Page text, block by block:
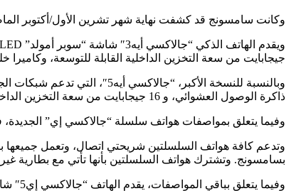
وكانت سامسونج قد كشفت نهاية شهر تشرين الأول/أكتوبر الماضي عن الهاتفين الذكيين، “جالاكسي أيه3″، و
جيجابايت من سعة التخزين الداخلية القابلة للتوسعة، وكاميرا خلفية بدقة 8 ميجابكسل، وأخرى أمامية بدقة 5 ميجابكسل، بالإضافة إلى بطارية بسعة
ذاكرة الوصول العشوائي، و 16 جيجابايت من سعة التخزين الداخلية القابلة للتوسعة، وكاميرا خلفية بدقة 13 ميجابكسل، وأخرى أمامية بدقة 5 ميجابكسل، بالإضافة إلى بطارية بسعة 2,300 ميلي أمبير/ساعة.
وفيما يتعلق بمواصفات هواتف سلسلة “جالاكسي إي” الجديدة،
بسامسونج. وتشترك هواتف السلسلتين بأنها تأتي مع بطارية غير